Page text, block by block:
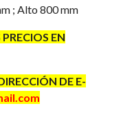
; Alto 800 mm
EN
DE E-